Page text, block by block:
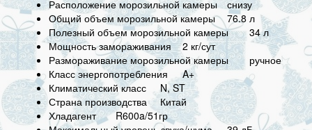
Расположение морозильной камеры
снизу
Общий объем морозильной камеры
76.8 л
Полезный объем морозильной камеры
34 л
Мощность замораживания
2 кг/сут
Размораживание морозильной камеры
ручное
Класс энергопотребления
A+
Климатический класс
N, ST
Страна производства
Китай
Хладагент
R600a/51гр